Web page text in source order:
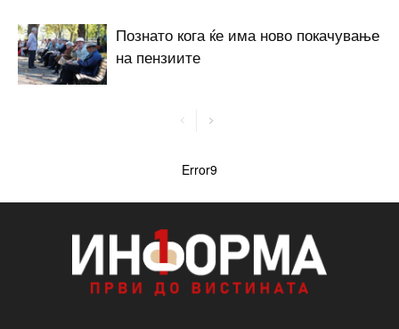
Познато кога ќе има ново покачување
на пензиите
Error9